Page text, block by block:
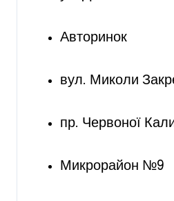
Авторинок
вул. Миколи
пр. Червоної
Микрорайон №9